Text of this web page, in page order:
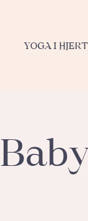
YOGA I